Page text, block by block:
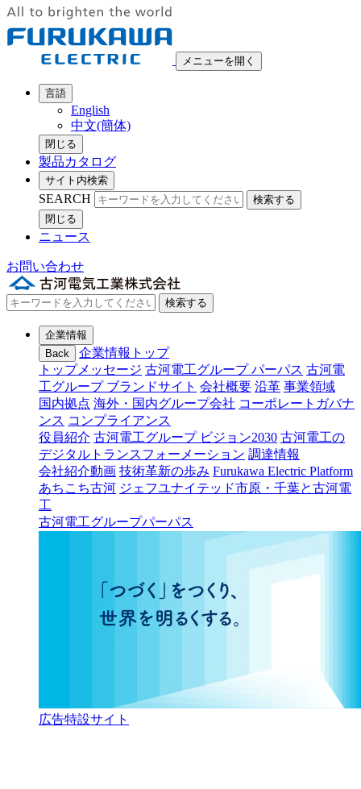
メニューを開く
言語
English
中文(簡体)
閉じる
製品カタログ
サイト内検索
SEARCH
検索する
閉じる
ニュース
お問い合わせ
検索する
企業情報
Back
企業情報トップ
トップメッセージ 古河電工グループ パーパス 古河電
工グループ ブランドサイト 会社概要 沿革 事業領域
国内拠点 海外・国内グループ会社 コーポレートガバナ
ンス コンプライアンス
役員紹介 古河電工グループ ビジョン2030 古河電工の
デジタルトランスフォーメーション 調達情報
会社紹介動画 技術革新の歩み Furukawa Electric Platform
あちこち古河 ジェフユナイテッド市原・千葉と古河電
工
古河電工グループパーパス
広告特設サイト